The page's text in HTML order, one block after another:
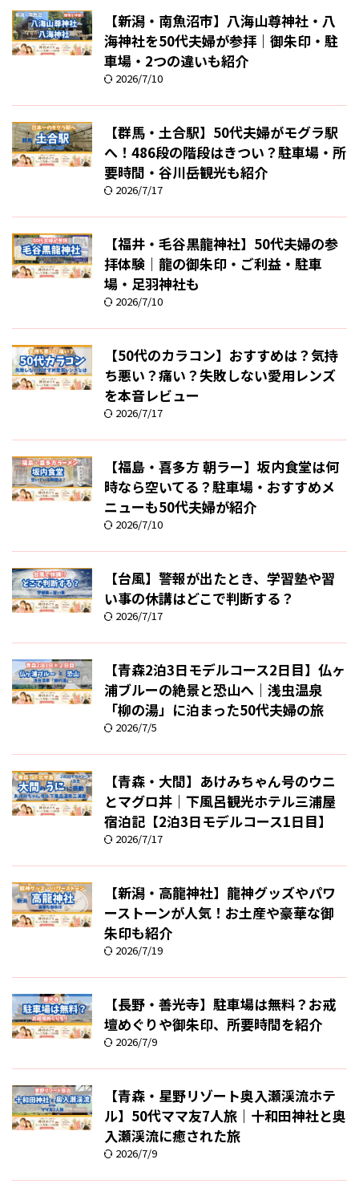
【新潟・南魚沼市】八海山尊神社・八
海神社を50代夫婦が参拝｜御朱印・駐
車場・2つの違いも紹介
2026/7/10
【群馬・土合駅】50代夫婦がモグラ駅
へ！486段の階段はきつい？駐車場・所
要時間・谷川岳観光も紹介
2026/7/17
【福井・毛谷黒龍神社】50代夫婦の参
拝体験｜龍の御朱印・ご利益・駐車
場・足羽神社も
2026/7/10
【50代のカラコン】おすすめは？気持
ち悪い？痛い？失敗しない愛用レンズ
を本音レビュー
2026/7/17
【福島・喜多方 朝ラー】坂内食堂は何
時なら空いてる？駐車場・おすすめメ
ニューも50代夫婦が紹介
2026/7/10
【台風】警報が出たとき、学習塾や習
い事の休講はどこで判断する？
2026/7/17
【青森2泊3日モデルコース2日目】仏ヶ
浦ブルーの絶景と恐山へ｜浅虫温泉
「柳の湯」に泊まった50代夫婦の旅
2026/7/5
【青森・大間】あけみちゃん号のウニ
とマグロ丼｜下風呂観光ホテル三浦屋
宿泊記【2泊3日モデルコース1日目】
2026/7/17
【新潟・高龍神社】龍神グッズやパワ
ーストーンが人気！お土産や豪華な御
朱印も紹介
2026/7/19
【長野・善光寺】駐車場は無料？お戒
壇めぐりや御朱印、所要時間を紹介
2026/7/9
【青森・星野リゾート奥入瀬渓流ホテ
ル】50代ママ友7人旅｜十和田神社と奥
入瀬渓流に癒された旅
2026/7/9